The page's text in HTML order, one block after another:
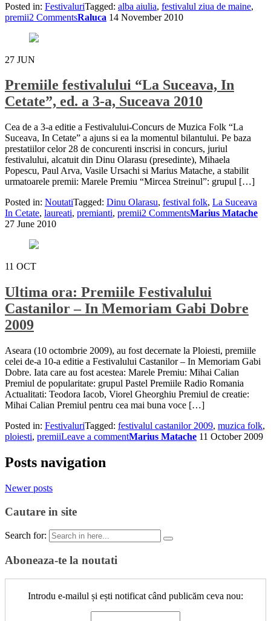
Posted in: FestivaluriTagged: alba aiulia, festivalul ziua de maine,
premii2 CommentsRaluca 14 November 2010
27 JUN
Premiile festivalului “La Suceava, In
Cetate”, ed. a 3-a, Suceava 2010
Cea de a 3-a editie a Festivalului-Concurs de Muzica Folk “La
Suceava, In Cetate” a ajuns si ea la momentul bilantului. Pe baza
prestatiilor celor 28 de concurenti inscrisi in concurs, juriul
festivalului, alcatuit din Dinu Olarasu (presedinte), Mihaela
Popescu, Paul Arva, Vasile Ursachi si Marius Matache, a stabilit
urmatoarele premii: Marele Premiu “Mircea Streinul”: grupul […]
Posted in: NoutatiTagged: Dinu Olarasu, festival folk, La Suceava
In Cetate, laureati, premianti, premii2 CommentsMarius Matache
27 June 2010
11 OCT
Ultima ora: Premiile Festivalului
Castanilor – In Memoriam Gabi Dobre
2009
Aseara (10 octombrie 2009), au fost decernate la Ploiesti, premiile
celei de-a 10-a editie a Festivalului Castanilor – In Memoriam Gabi
Dobre. Iata care au fost acestea: Marele Premiu: Mihai Calian
Premiul de popularitate: grupul Pastel Premiile Radio Romania
Actualitati: Teodora Iacob, Viorel Gheorghiu Premiul de creatie:
Mihai Calian Premiul pentru cea mai buna voce […]
Posted in: FestivaluriTagged: festivalul castanilor 2009, muzica folk,
ploiesti, premiiLeave a commentMarius Matache 11 October 2009
Posts navigation
Newer posts
Cautare in site
Search for:
Aboneaza-te la noutati
Introdu e-mailul și ești notificat când publicăm ceva nou: